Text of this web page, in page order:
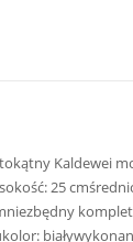
Kaldewei
25